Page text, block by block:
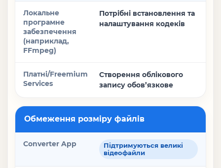
Потрібні встановлення та
налаштування кодеків
Створення облікового
запису обов’язкове
Обмеження розміру файлів
Підтримуються великі
відеофайли